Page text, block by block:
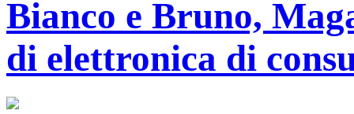
Bianco e Bruno,
di elettronica di